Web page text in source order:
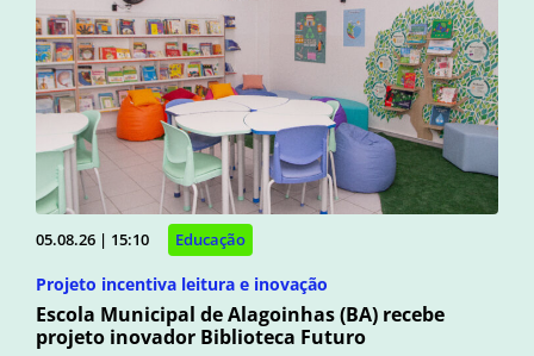
05.08.26 | 15:10 Educação
Projeto incentiva leitura e inovação
Escola Municipal de Alagoinhas (BA) recebe
projeto inovador Biblioteca Futuro